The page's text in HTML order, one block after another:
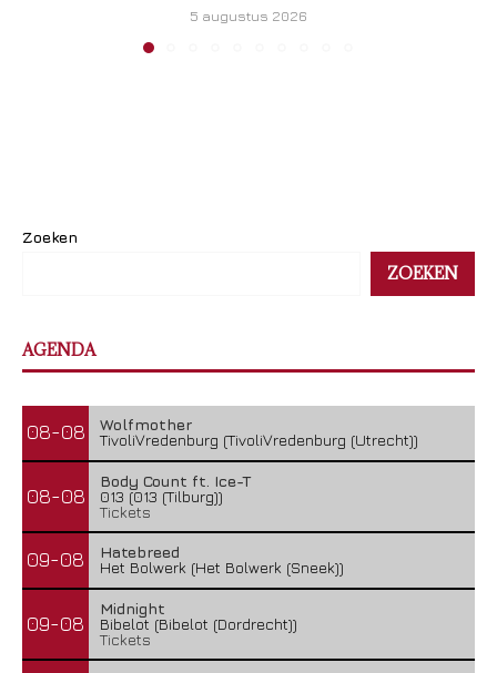
5 augustus 2026
Zoeken
ZOEKEN
AGENDA
08-08
Wolfmother
TivoliVredenburg (TivoliVredenburg (Utrecht))
08-08
Body Count ft. Ice-T
013 (013 (Tilburg))
Tickets
09-08
Hatebreed
Het Bolwerk (Het Bolwerk (Sneek))
09-08
Midnight
Bibelot (Bibelot (Dordrecht))
Tickets